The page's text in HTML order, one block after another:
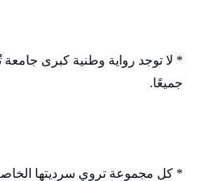
* لا توجد رواية وطنية كبرى جامعة
جميعًا.
* كل مجموعة تروي سرديتها